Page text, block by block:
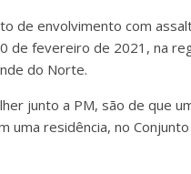
de envolvimento com
de fevereiro de 2021, na
do Norte.
junto a PM, são de que
uma residência, no